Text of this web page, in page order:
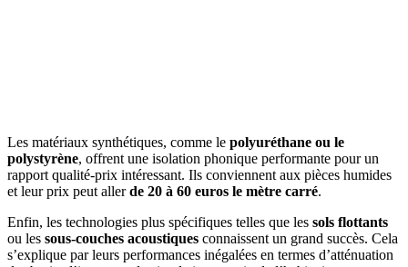
Les matériaux synthétiques, comme le polyuréthane ou le
polystyrène, offrent une isolation phonique performante pour un
rapport qualité-prix intéressant. Ils conviennent aux pièces humides
et leur prix peut allerde 20 à 60 euros le mètre carré.
Enfin, les technologies plus spécifiques telles que les sols flottants
ou les sous-couches acoustiques connaissent un grand succès. Cela
s’explique par leurs performances inégalées en termes d’atténuation